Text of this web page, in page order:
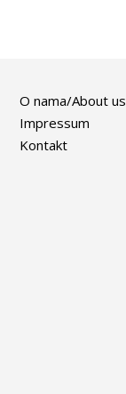
O nama/About us
Impressum
Kontakt